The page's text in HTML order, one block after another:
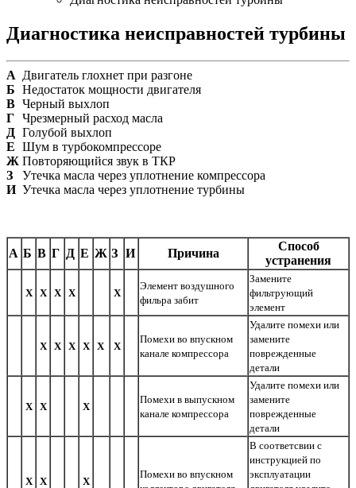
Диагностика неисправностей турбины
А Двигатель глохнет при разгоне
Б Недостаток мощности двигателя
В Черный выхлоп
Г Чрезмерный расход масла
Д Голубой выхлоп
Е Шум в турбокомпрессоре
Ж Повторяющийся звук в ТКР
З
Утечка масла через уплотнение компрессора
И Утечка масла через уплотнение турбины
А Б В Г Д Е Ж З И Причина
Способ
устранения
Х Х Х Х Х
Элемент воздушного
фильра забит
Замените
фильтрующий
элемент
Х Х Х Х Х Х
Помехи во впускном
канале компрессора
Удалите помехи или
замените
поврежденные
детали
Х Х Х
Помехи в выпускном
канале компрессора
Удалите помехи или
замените
поврежденные
детали
Х Х Х
Помехи во впускном
В соответсвии с
инструкцией по
эксплуатации